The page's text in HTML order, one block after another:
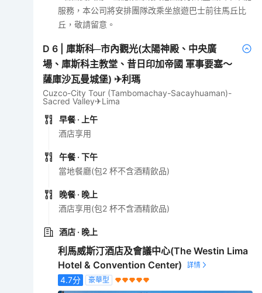
服務，本公司將安排團隊改乘坐旅遊巴士前往馬丘比
丘，敬請留意。
D6
庫斯科─市內觀光(太陽神殿、中央廣
場、庫斯科主教堂、昔日印加帝國 軍事要塞～
薩庫沙瓦曼城堡) ✈利瑪
Cuzco-City Tour (Tambomachay-Sacayhuaman)-
Sacred Valley✈Lima
早餐 · 上午
酒店享用
午餐 · 下午
當地餐廳(包2 杯不含酒精飲品)
晚餐 · 晚上
酒店享用(包2 杯不含酒精飲品)
酒店 · 晚上
利馬威斯汀酒店及會議中心(The Westin Lima
Hotel & Convention Center)
4.7分 豪華型